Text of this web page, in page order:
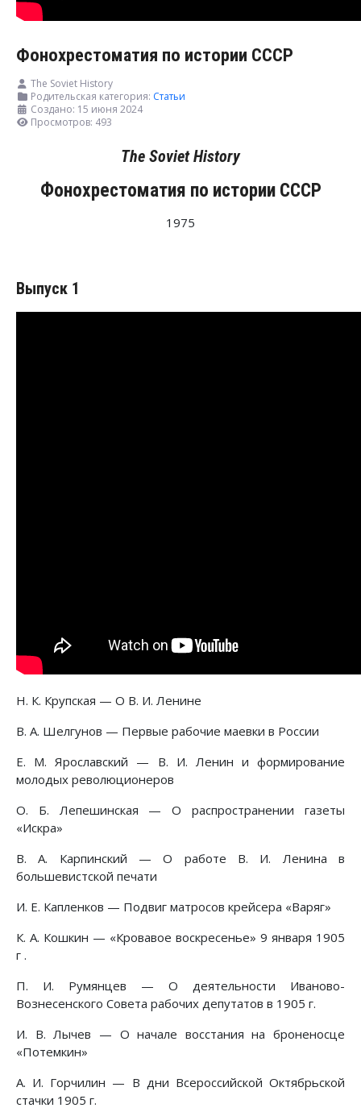
Фонохрестоматия по истории СССР
The Soviet History
Родительская категория: Статьи
Создано: 15 июня 2024
Просмотров: 493
The Soviet History
Фонохрестоматия по истории СССР
1975
Выпуск 1
Н. К. Крупская — О В. И. Ленине
В. А. Шелгунов — Первые рабочие маевки в России
Е. М. Ярославский — В. И. Ленин и формирование
молодых революционеров
О. Б. Лепешинская — О распространении газеты
«Искра»
B. А. Карпинский — О работе В. И. Ленина в
большевистской печати
И. Е. Капленков — Подвиг матросов крейсера «Варяг»
К. А. Кошкин — «Кровавое воскресенье» 9 января 1905
г .
П. И. Румянцев — О деятельности Иваново-
Вознесенского Совета рабочих депутатов в 1905 г.
И. В. Лычев — О начале восстания на броненосце
«Потемкин»
А. И. Горчилин — В дни Всероссийской Октябрьской
стачки 1905 г.